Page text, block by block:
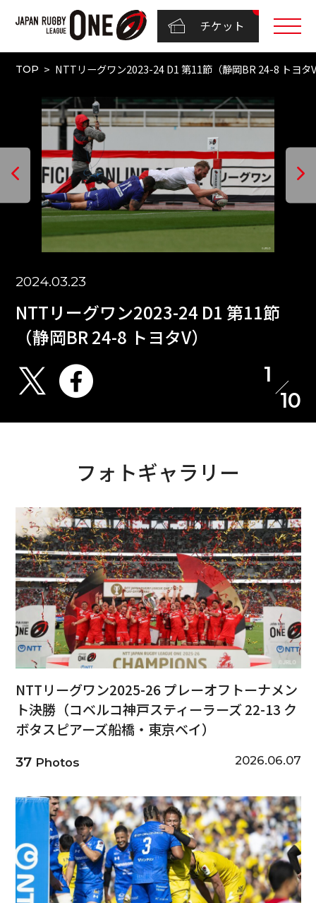
チケット
TOP NTTリーグワン2023-24 D1 第11節（静岡BR 24-8 トヨタ
2024.03.23
NTTリーグワン2023-24 D1 第11節
（静岡BR 24-8 トヨタV）
1
10
フォトギャラリー
NTTリーグワン2025-26 プレーオフトーナメン
ト決勝（コベルコ神戸スティーラーズ 22-13 ク
ボタスピアーズ船橋・東京ベイ）
37Photos 2026.06.07